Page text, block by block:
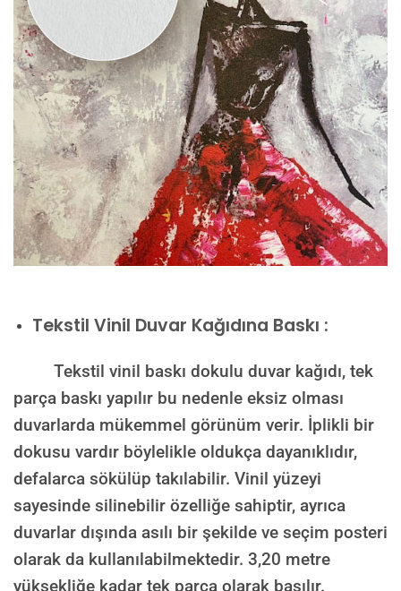
Tekstil Vinil Duvar Kağıdına Baskı :
Tekstil vinil baskı dokulu duvar kağıdı, tek
parça baskı yapılır bu nedenle eksiz olması
duvarlarda mükemmel görünüm verir. İplikli bir
dokusu vardır böylelikle oldukça dayanıklıdır,
defalarca sökülüp takılabilir. Vinil yüzeyi
sayesinde silinebilir özelliğe sahiptir, ayrıca
duvarlar dışında asılı bir şekilde ve seçim posteri
olarak da kullanılabilmektedir. 3,20 metre
yüksekliğe kadar tek parça olarak basılır.